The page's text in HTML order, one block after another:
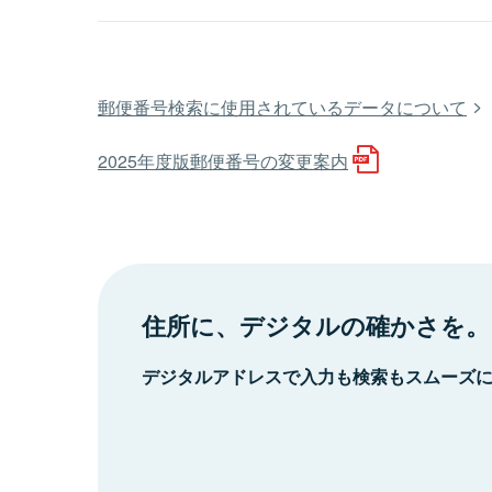
郵便番号検索に使用されているデータについて
2025年度版郵便番号の変更案内
住所に、デジタルの確かさを。
デジタルアドレスで入力も検索もスムーズ